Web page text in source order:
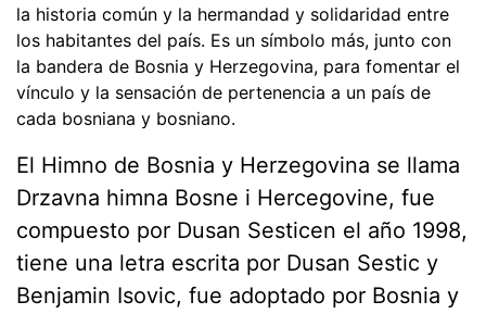
la historia común y la hermandad y solidaridad entre
los habitantes del país. Es un símbolo más, junto con
la bandera de Bosnia y Herzegovina, para fomentar el
vínculo y la sensación de pertenencia a un país de
cada bosniana y bosniano.
El Himno de Bosnia y Herzegovina se llama
Drzavna himna Bosne i Hercegovine, fue
compuesto por Dusan Sesticen el año 1998,
tiene una letra escrita por Dusan Sestic y
Benjamin Isovic, fue adoptado por Bosnia y